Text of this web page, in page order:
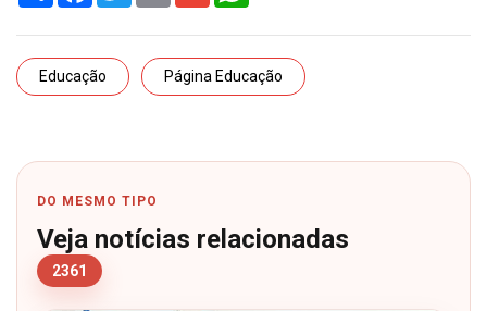
Educação Página Educação
DO MESMO TIPO
Veja notícias relacionadas
2361